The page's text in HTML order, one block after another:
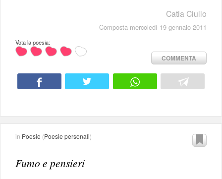
Catia Ciullo
Composta mercoledì 19 gennaio 2011
Vota la poesia:
COMMENTA
in Poesie (Poesie personali)
Fumo e pensieri